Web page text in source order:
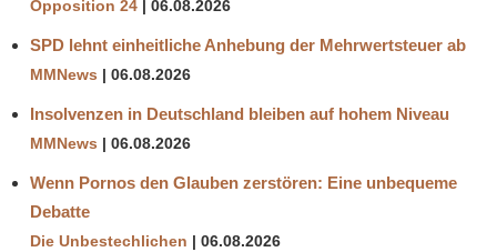
Opposition 24 06.08.2026
SPD lehnt einheitliche Anhebung der Mehrwertsteuer ab
MMNews 06.08.2026
Insolvenzen in Deutschland bleiben auf hohem Niveau
MMNews 06.08.2026
Wenn Pornos den Glauben zerstören: Eine unbequeme
Debatte
Die Unbestechlichen 06.08.2026